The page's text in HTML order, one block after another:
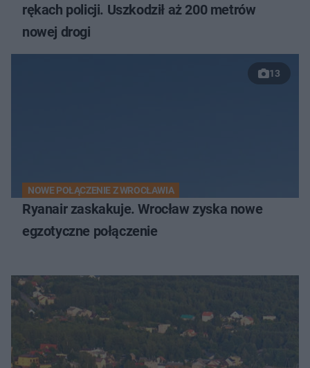
rękach policji. Uszkodził aż 200 metrów
nowej drogi
13
NOWE POŁĄCZENIE Z WROCŁAWIA
Ryanair zaskakuje. Wrocław zyska nowe
egzotyczne połączenie